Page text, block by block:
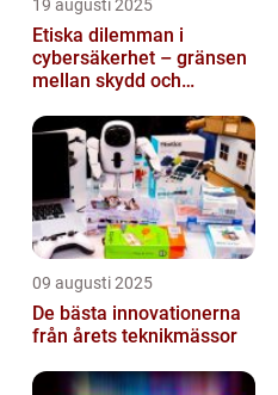
19 augusti 2025
Etiska dilemman i
cybersäkerhet – gränsen
mellan skydd och
09 augusti 2025
De bästa innovationerna
från årets teknikmässor